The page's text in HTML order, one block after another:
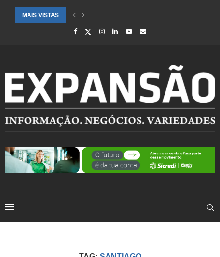
MAIS VISTAS
CIDADES ATENDIDAS PELO SEBRAE RS SÃO DESTAQUE EM